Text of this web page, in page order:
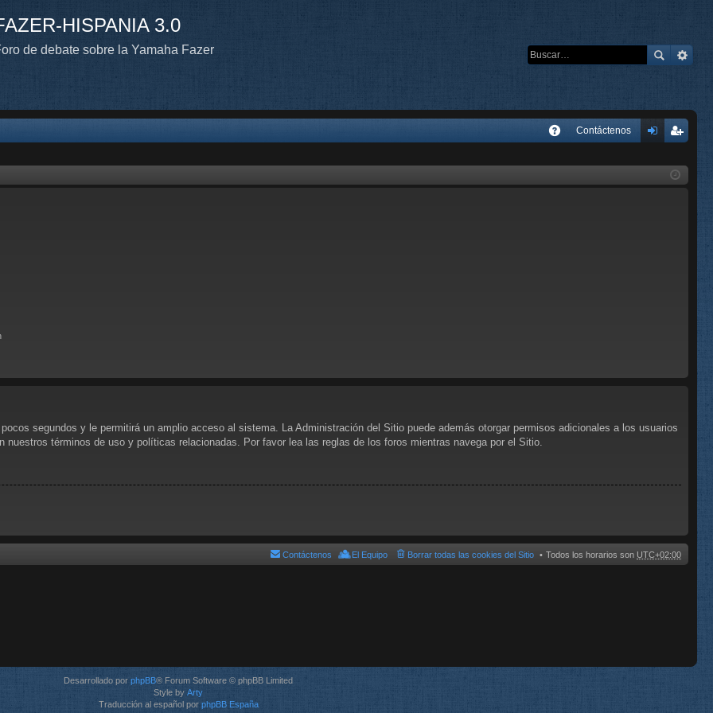
HISPANIA 3.0
de debate sobre la Yamaha Fazer
Contáctenos
ist
segundos y le permitirá un amplio acceso al sistema. La Administración del Sitio puede además otorgar permisos adicionales a los usuarios
términos de uso y políticas relacionadas. Por favor lea las reglas de los foros mientras navega por el Sitio.
Todos los horarios son UTC+02:00
Borrar todas las cookies del Sitio
El Equipo
Contáctenos
Desarrollado por phpBB® Forum Software © phpBB Limited
Style by Arty
Traducción al español por phpBB España